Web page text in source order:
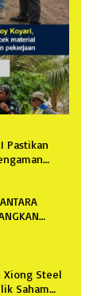
Pastikan
TERKAIT
Xiong Steel
Saham